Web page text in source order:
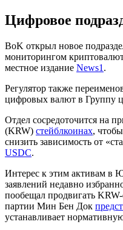
Цифровое
BoK открыл новое
мониторингом
местное издание News1 .
Регулятор также
цифровых валют в Группу
Отдел сосредоточится на
(KRW) стейблкоинах,
снизить зависимость от
USDC.
Интерес к этим активам в
заявлений недавно
пообещал продвигать
партии Мин Бен Док
устанавливает